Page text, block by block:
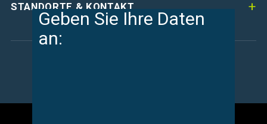
STANDORTE & KONTAKT
Geben Sie Ihre Daten
an: